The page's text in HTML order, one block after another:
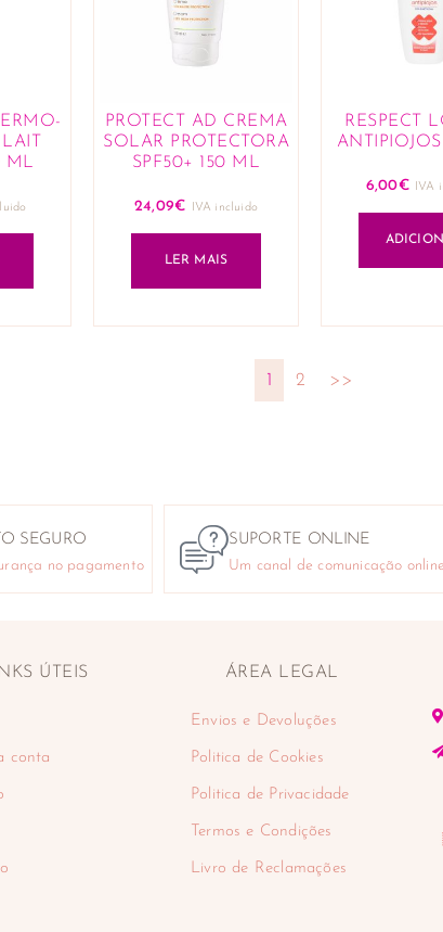
ML
PROTECT AD CREMA
SOLAR PROTECTORA
SPF50+ 150 ML
24,09€ IVA incluido
LER MAIS
RESPECT
6,00€ IVA
1 2 >>
SEGURO
no pagamento
SUPORTE ONLINE
Um canal de comunicação online
ÚTEIS
conta
ÁREA LEGAL
Envios e Devoluções
Politica de Cookies
Politica de Privacidade
Termos e Condições
Livro de Reclamações